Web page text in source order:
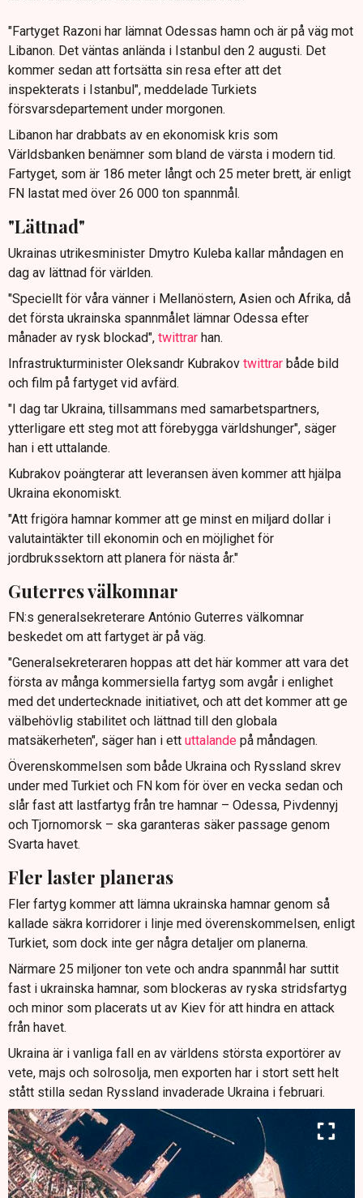
"Fartyget Razoni har lämnat Odessas hamn och är på väg mot
Libanon. Det väntas anlända i Istanbul den 2 augusti. Det
kommer sedan att fortsätta sin resa efter att det
inspekterats i Istanbul", meddelade Turkiets
försvarsdepartement under morgonen.
Libanon har drabbats av en ekonomisk kris som
Världsbanken benämner som bland de värsta i modern tid.
Fartyget, som är 186 meter långt och 25 meter brett, är enligt
FN lastat med över 26 000 ton spannmål.
"Lättnad"
Ukrainas utrikesminister Dmytro Kuleba kallar måndagen en
dag av lättnad för världen.
"Speciellt för våra vänner i Mellanöstern, Asien och Afrika, då
det första ukrainska spannmålet lämnar Odessa efter
månader av rysk blockad", twittrar han.
Infrastrukturminister Oleksandr Kubrakov twittrar både bild
och film på fartyget vid avfärd.
"I dag tar Ukraina, tillsammans med samarbetspartners,
ytterligare ett steg mot att förebygga världshunger", säger
han i ett uttalande.
Kubrakov poängterar att leveransen även kommer att hjälpa
Ukraina ekonomiskt.
"Att frigöra hamnar kommer att ge minst en miljard dollar i
valutaintäkter till ekonomin och en möjlighet för
jordbrukssektorn att planera för nästa år."
Guterres välkomnar
FN:s generalsekreterare António Guterres välkomnar
beskedet om att fartyget är på väg.
"Generalsekreteraren hoppas att det här kommer att vara det
första av många kommersiella fartyg som avgår i enlighet
med det undertecknade initiativet, och att det kommer att ge
välbehövlig stabilitet och lättnad till den globala
matsäkerheten", säger han i ett uttalande på måndagen.
Överenskommelsen som både Ukraina och Ryssland skrev
under med Turkiet och FN kom för över en vecka sedan och
slår fast att lastfartyg från tre hamnar – Odessa, Pivdennyj
och Tjornomorsk – ska garanteras säker passage genom
Svarta havet.
Fler laster planeras
Fler fartyg kommer att lämna ukrainska hamnar genom så
kallade säkra korridorer i linje med överenskommelsen, enligt
Turkiet, som dock inte ger några detaljer om planerna.
Närmare 25 miljoner ton vete och andra spannmål har suttit
fast i ukrainska hamnar, som blockeras av ryska stridsfartyg
och minor som placerats ut av Kiev för att hindra en attack
från havet.
Ukraina är i vanliga fall en av världens största exportörer av
vete, majs och solrosolja, men exporten har i stort sett helt
stått stilla sedan Ryssland invaderade Ukraina i februari.